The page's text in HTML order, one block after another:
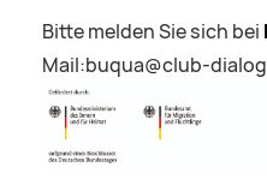
Bitte melden Sie sich bei
Mail:buqua@club-